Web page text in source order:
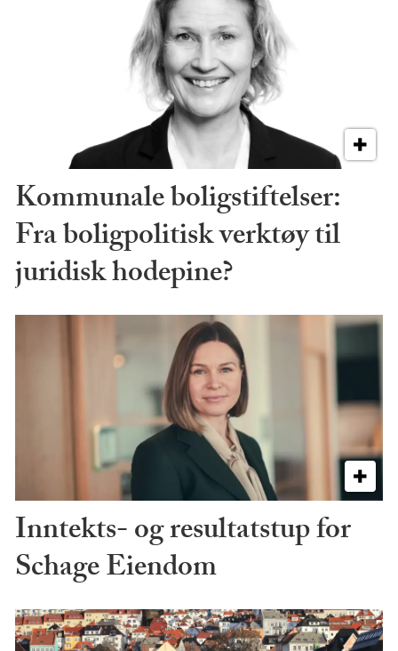
Kommunale boligstiftelser:
Fra boligpolitisk verktøy til
juridisk hodepine?
Inntekts- og resultatstup for
Schage Eiendom